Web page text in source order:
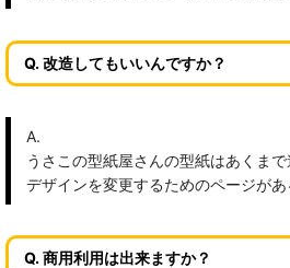
Q. 改造してもいいんですか？
A.
うさこの型紙屋さんの型紙はあくまで
デザインを変更するためのページがあ
Q. 商用利用は出来ますか？